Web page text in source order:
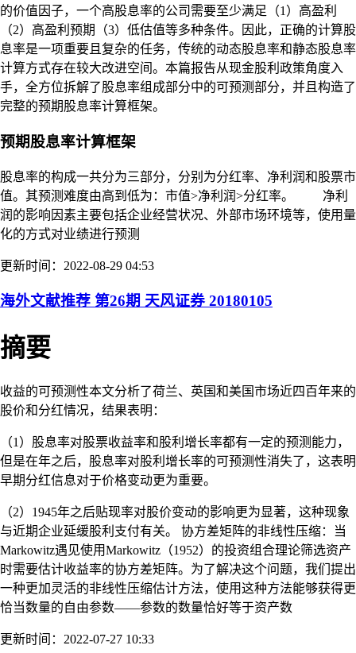
的价值因子，一个高股息率的公司需要至少满足（1）高盈利
（2）高盈利预期（3）低估值等多种条件。因此，正确的计算股
息率是一项重要且复杂的任务，传统的动态股息率和静态股息率
计算方式存在较大改进空间。本篇报告从现金股利政策角度入
手，全方位拆解了股息率组成部分中的可预测部分，并且构造了
完整的预期股息率计算框架。
预期股息率计算框架
股息率的构成一共分为三部分，分别为分红率、净利润和股票市
值。其预测难度由高到低为：市值>净利润>分红率。 净利
润的影响因素主要包括企业经营状况、外部市场环境等，使用量
化的方式对业绩进行预测
更新时间：2022-08-29 04:53
海外文献推荐 第26期 天风证券 20180105
摘要
收益的可预测性本文分析了荷兰、英国和美国市场近四百年来的
股价和分红情况，结果表明：
（1）股息率对股票收益率和股利增长率都有一定的预测能力，
但是在年之后，股息率对股利增长率的可预测性消失了，这表明
早期分红信息对于价格变动更为重要。
（2）1945年之后贴现率对股价变动的影响更为显著，这种现象
与近期企业延缓股利支付有关。 协方差矩阵的非线性压缩：当
Markowitz遇见使用Markowitz（1952）的投资组合理论筛选资产
时需要估计收益率的协方差矩阵。为了解决这个问题，我们提出
一种更加灵活的非线性压缩估计方法，使用这种方法能够获得更
恰当数量的自由参数——参数的数量恰好等于资产数
更新时间：2022-07-27 10:33